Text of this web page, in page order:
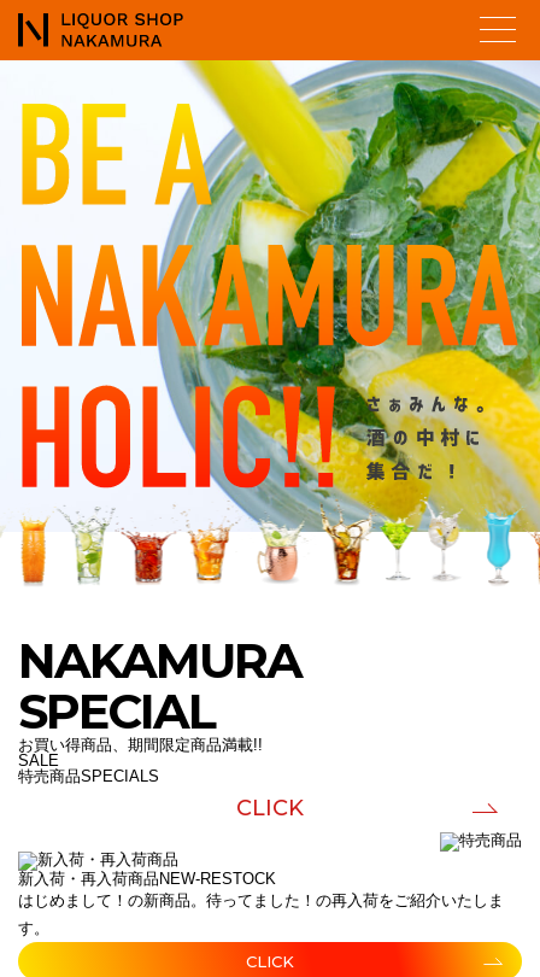
NAKAMURA
SPECIAL
お買い得商品、期間限定商品満載!!
SALE
特売商品SPECIALS
CLICK
新入荷・再入荷商品 NEW-RESTOCK
はじめまして！の新商品。待ってました！の再入荷をご紹介いたしま
す。
CLICK